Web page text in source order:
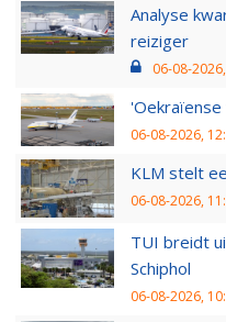
Analyse
reiziger
06-08-
06-08-2026,
KLM stelt
06-08-2026,
TUI breidt
Schiphol
06-08-2026,